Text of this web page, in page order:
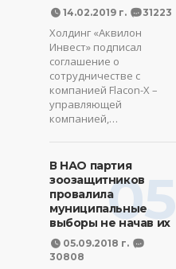
14.02.2019 г. 31223
Холдинг «Аквилон
Инвест» подписал
соглашение о
сотрудничестве с
компанией Flacon-X –
управляющей
компанией,…
05
В НАО партия
зоозащитников
провалила
муниципальные
выборы не начав их
05.09.2018 г.
30808